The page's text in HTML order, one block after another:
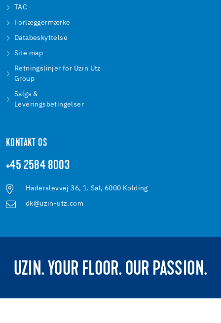
TAC
Forlæggermærke
Databeskyttelse
Site map
Retningslinjer for Uzin Utz
Group
Salgs &
Leveringsbetingelser
KONTAKT OS
+45 2584 8003
Haderslevvej 36, 1. Sal, 6000 Kolding
dk@uzin-utz.com
UZIN. YOUR FLOOR. OUR PASSION.